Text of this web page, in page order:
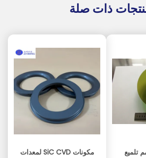
ذات صلة
200 مم تلميع
مكونات SiC CVD لمعدات